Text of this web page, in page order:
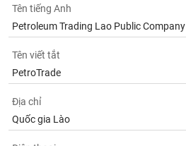
Tên tiếng Anh
Petroleum Trading Lao Public Company
Tên viết tắt
PetroTrade
Địa chỉ
Quốc gia Lào
Lãnh
đạo
(-)
Tin
tức
(-)